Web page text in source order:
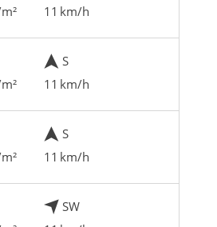
11 km/h
S
11 km/h
S
11 km/h
SW